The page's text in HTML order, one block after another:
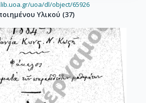
uoa/dl/object/65926
Υλικού (37)